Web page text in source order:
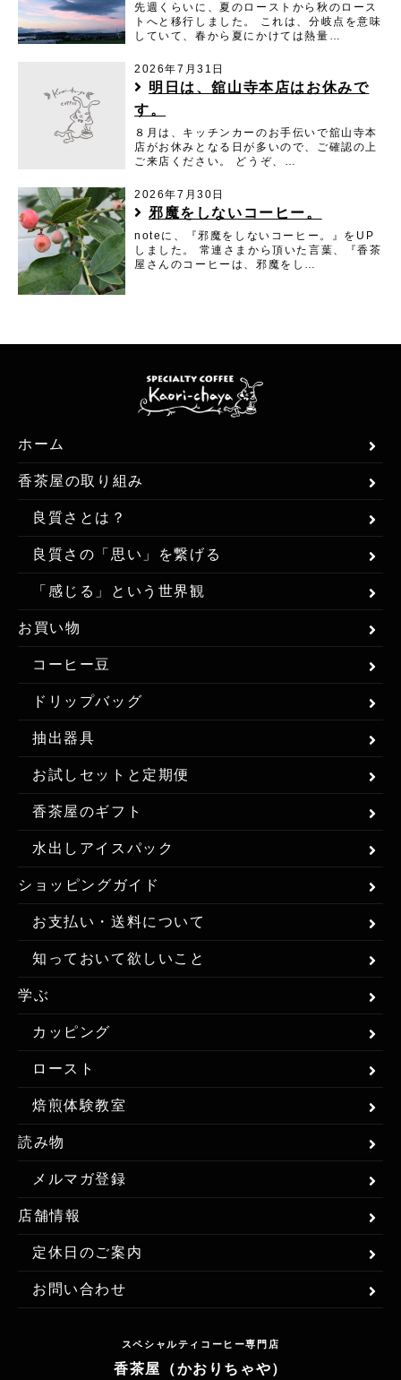
先週くらいに、夏のローストから秋のロース
トへと移行しました。 これは、分岐点を意味
していて、春から夏にかけては熱量…
2026年7月31日
明日は、舘山寺本店はお休みで
す。
８月は、キッチンカーのお手伝いで舘山寺本
店がお休みとなる日が多いので、ご確認の上
ご来店ください。 どうぞ、…
2026年7月30日
邪魔をしないコーヒー。
noteに、『邪魔をしないコーヒー。』をUP
しました。 常連さまから頂いた言葉、『香茶
屋さんのコーヒーは、邪魔をし…
ホーム
香茶屋の取り組み
良質さとは？
良質さの「思い」を繋げる
「感じる」という世界観
お買い物
コーヒー豆
ドリップバッグ
抽出器具
お試しセットと定期便
香茶屋のギフト
水出しアイスパック
ショッピングガイド
お支払い・送料について
知っておいて欲しいこと
学ぶ
カッピング
ロースト
焙煎体験教室
読み物
メルマガ登録
店舗情報
定休日のご案内
お問い合わせ
スペシャルティコーヒー専門店
香茶屋（かおりちゃや）